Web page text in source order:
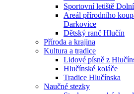
Sportovní letiště
Areál přírodního
Darkovice
Dětský ranč Hlučín
Příroda a krajina
Kultura a tradice
Lidové písně z
Hlučínské koláče
Tradice Hlučínska
Naučné stezky